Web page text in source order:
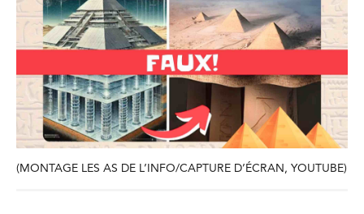
(MONTAGE LES AS DE L’INFO/CAPTURE D’ÉCRAN, YOUTUBE)